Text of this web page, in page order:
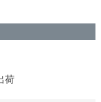
荷